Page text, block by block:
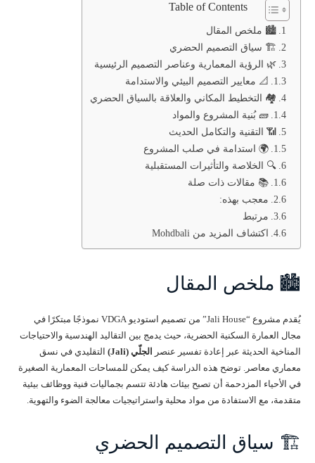
Table of Contents
🏙️ ملخص المقال
🏗️ سياق التصميم الحضري
🌿 الرؤية المعمارية وعناصر التصميم الرئيسية
📐 معايير التصميم البيئي والاستدامة
🏘️ التخطيط المكاني والعلاقة بالسياق الحضري
🧱 بُنية المشروع والمواد
📶 التقنية والتكامل الحديث
🌍 استدامة في صلب المشروع
🔍 الخلاصة والتأثيرات المستقبلية
📚 مقالات ذات صلة
معجب بهذه:
مرتبط
اكتشاف المزيد من Mohdbali
🏙️ ملخص المقال
يُقدم مشروع “Jali House” من تصميم استوديو VDGA نموذجًا مبتكرًا في
مجال العمارة السكنية الحضرية، حيث يدمج بين التقاليد الهندسية والاحتياجات
المناخية الحديثة عبر إعادة تفسير عنصر
الجلّي (Jali)
التقليدي في نسق
معماري معاصر. توضح هذه الدراسة كيف يمكن للمساحات المعمارية الصغيرة
في الأحياء المزدحمة أن تصبح بيئات هادئة تتسم بجماليات فنية ووظائف بيئية
متقدمة، مع الاستفادة من مواد محلية واستراتيجيات معالجة الضوء والتهوية.
🏗️ سياق التصميم الحضري